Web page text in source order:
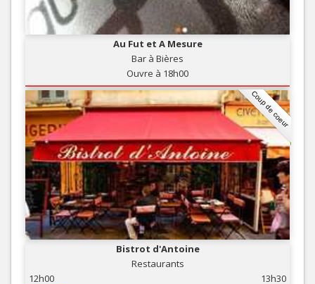
Au Fut et A Mesure
Bar à Bières
Ouvre à 18h00
Coup de coeur
Bistrot d'Antoine
Restaurants
12h00
13h30